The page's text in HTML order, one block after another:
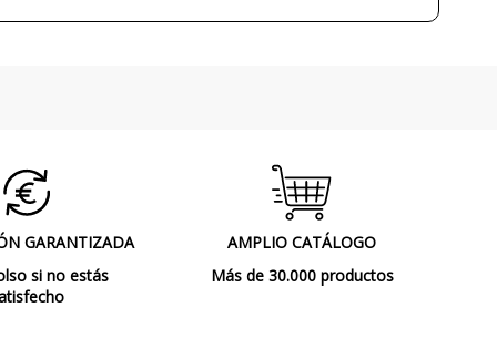
Interior
Lámparas de Mesa
GARANTIZADA
si no estás
AMPLIO CATÁLOGO
Más de 30.000 productos